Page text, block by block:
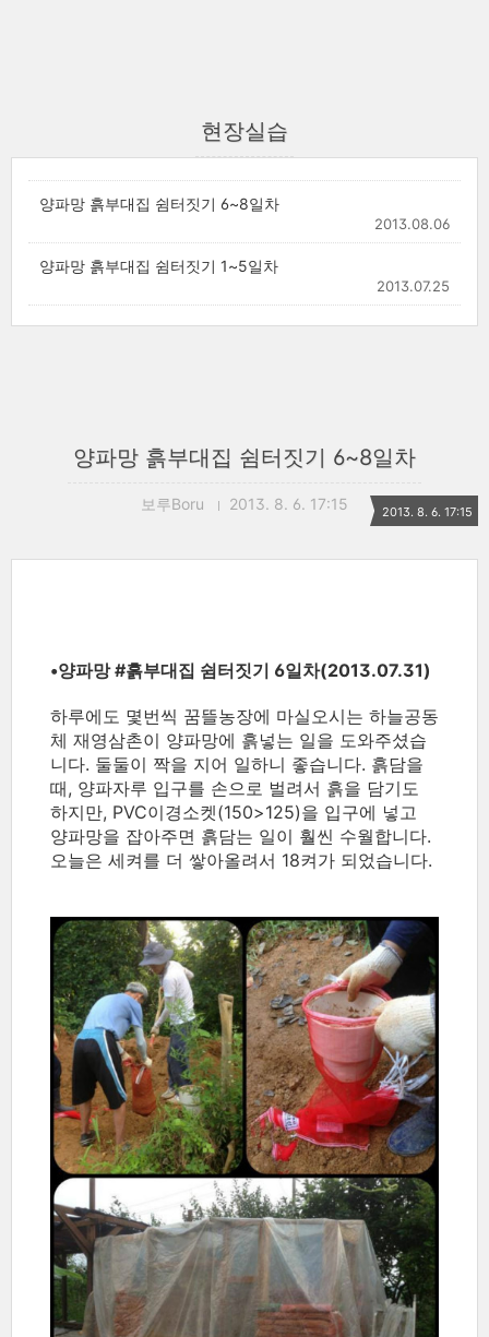
현장실습
양파망 ‪‎흙부대집‬ 쉼터짓기 6~8일차
2013.08.06
양파망 ‪‎흙부대집‬ 쉼터짓기 1~5일차
2013.07.25
양파망 ‪‎흙부대집‬ 쉼터짓기 6~8일차
보루Boru 2013. 8. 6. 17:15 2013. 8. 6. 17:15
•양파망 ‪#‎흙부대집‬ 쉼터짓기 6일차(2013.07.31)
하루에도 몇번씩 꿈뜰농장에 마실오시는 하늘공동
체 재영삼촌이 양파망에 흙넣는 일을 도와주셨습
니다. 둘둘이 짝을 지어 일하니 좋습니다. 흙담을
때, 양파자루 입구를 손으로 벌려서 흙을 담기도
하지만, PVC이경소켓(150>125)을 입구에 넣고
양파망을 잡아주면 흙담는 일이 훨씬 수월합니다.
오늘은 세켜를 더 쌓아올려서 18켜가 되었습니다.